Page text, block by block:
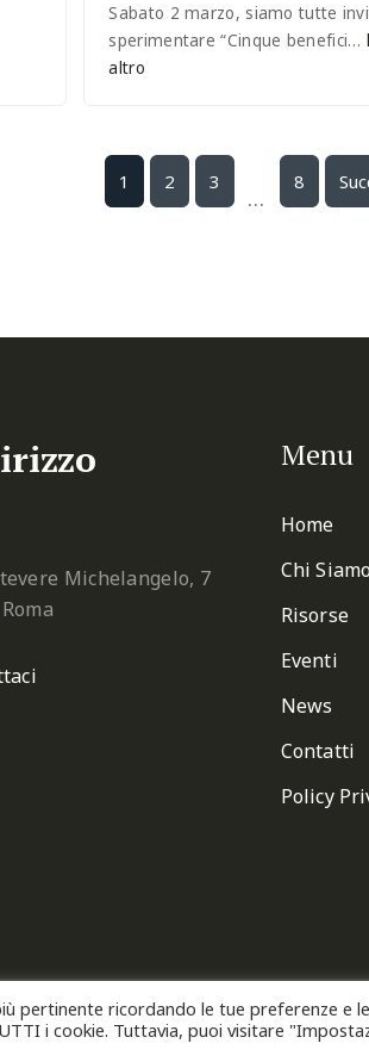
Sabato 2 marzo, siamo tutte
sperimentare “Cinque benefici…
altro
1 2 3
...
8
Michelangelo, 7
Menu
Home
Chi Siamo
Risorse
Eventi
News
Contatti
Policy
Italiana Chiese Cristiane Avventiste
pertinente ricordando le tue preferenze e
i cookie. Tuttavia, puoi visitare